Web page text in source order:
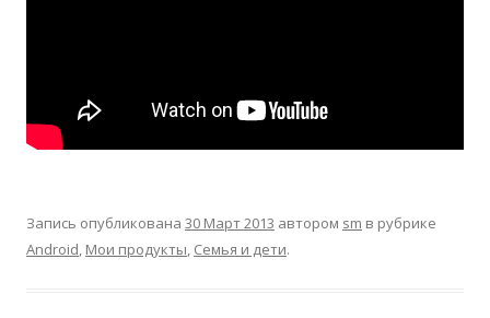
Запись опубликована 30 Март 2013 автором sm в рубрике
Android, Мои продукты, Семья и дети.